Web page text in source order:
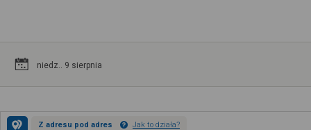
niedz.. 9 sierpnia
Z adresu pod adres Jak to działa?